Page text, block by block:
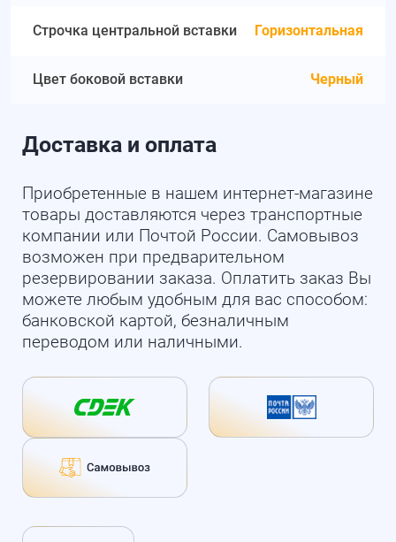
Строчка центральной вставки Горизонтальная
Цвет боковой вставки Черный
Доставка и оплата
Приобретенные в нашем интернет-магазине
товары доставляются через транспортные
компании или Почтой России. Самовывоз
возможен при предварительном
резервировании заказа. Оплатить заказ Вы
можете любым удобным для вас способом:
банковской картой, безналичным
переводом или наличными.